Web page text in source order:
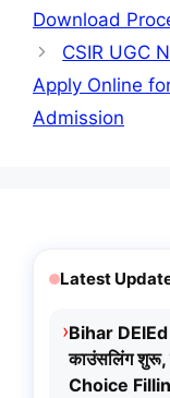
Download
CSIR UGC
Apply Online
Admission
Latest
›Bihar
काउंसलिंग
Choice